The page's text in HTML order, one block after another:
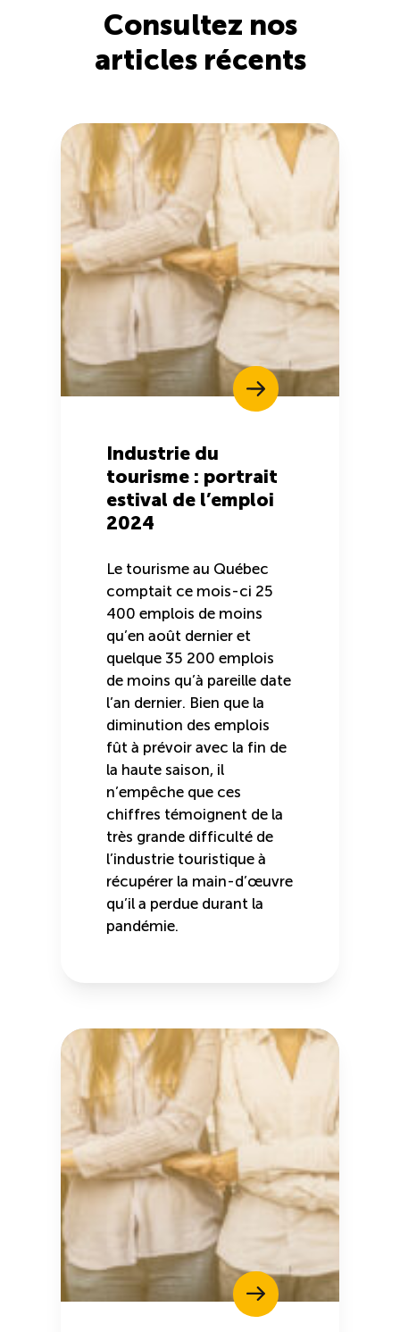
Consultez nos
articles récents
Industrie du
tourisme : portrait
estival de l’emploi
2024
Le tourisme au Québec
comptait ce mois-ci 25
400 emplois de moins
qu’en août dernier et
quelque 35 200 emplois
de moins qu’à pareille date
l’an dernier. Bien que la
diminution des emplois
fût à prévoir avec la fin de
la haute saison, il
n’empêche que ces
chiffres témoignent de la
très grande difficulté de
l’industrie touristique à
récupérer la main-d’œuvre
qu’il a perdue durant la
pandémie.